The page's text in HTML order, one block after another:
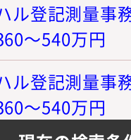
ル登記測量事
～540万円
ル登記測量事
～540万円